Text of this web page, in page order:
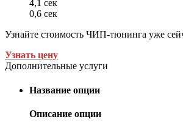
4,1 сек
0,6 сек
Узнайте стоимость ЧИП-тюнинга уже
Узнать цену
Дополнительные услуги
Название опции
Описание опции